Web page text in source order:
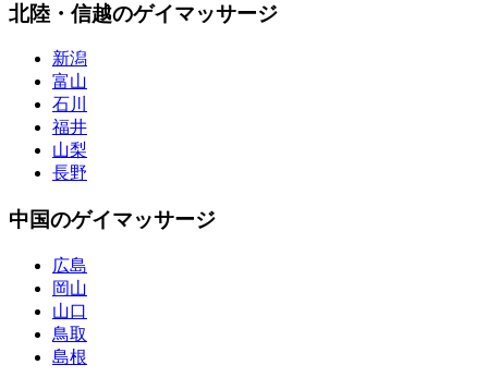
北陸・信越のゲイマッサージ
新潟
富山
石川
福井
山梨
長野
中国のゲイマッサージ
広島
岡山
山口
鳥取
島根